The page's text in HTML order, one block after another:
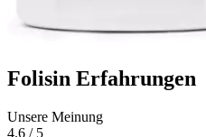
Folisin Erfahrungen
Unsere Meinung
4.6 / 5